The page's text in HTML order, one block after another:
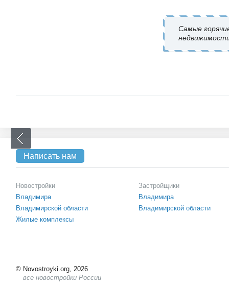
Самые
Написать нам
Новостройки
Владимира
Владимирской области
Жилые комплексы
Застройщики
Владимира
Владимирской области
© Novostroyki.org, 2026
все новостройки России